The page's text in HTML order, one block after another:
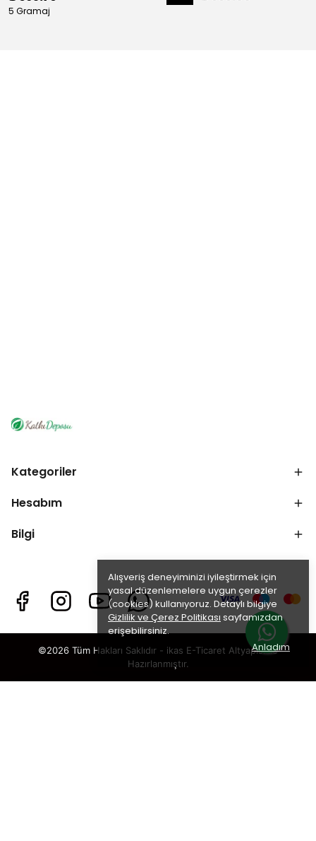
Alışveriş deneyiminizi iyileştirmek için
yasal düzenlemelere uygun çerezler
(cookies) kullanıyoruz. Detaylı bilgiye
Gizlilik ve Çerez Politikası sayfamızdan
erişebilirsiniz.
Anladım
5 Gramaj
Kategoriler
Hesabım
Bilgi
©2026 Tüm Hakları Saklıdır - ikas E-Ticaret Altyapısı ile
Hazırlanmıştır.